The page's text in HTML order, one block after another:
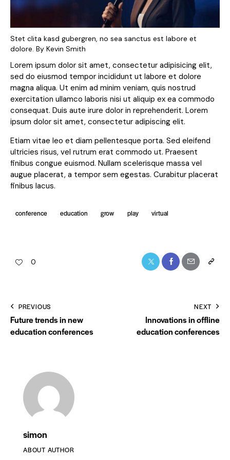
Stet clita kasd gubergren, no sea sanctus est labore et
dolore. By Kevin Smith
Lorem ipsum dolor sit amet, consectetur adipisicing elit,
sed do eiusmod tempor incididunt ut labore et dolore
magna aliqua. Ut enim ad minim veniam, quis nostrud
exercitation ullamco laboris nisi ut aliquip ex ea commodo
consequat. Duis aute irure dolor in reprehenderit. Lorem
ipsum dolor sit amet, consectetur adipiscing elit.
Etiam vitae leo et diam pellentesque porta. Sed eleifend
ultricies risus, vel rutrum erat commodo ut. Praesent
finibus congue euismod. Nullam scelerisque massa vel
augue placerat, a tempor sem egestas. Curabitur placerat
finibus lacus.
conference education grow play virtual
0
PREVIOUS
Future trends in new
education conferences
NEXT
Innovations in offline
education conferences
simon
ABOUT AUTHOR